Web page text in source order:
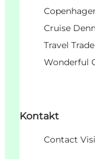
Cruise
Travel Trade
Wonderful
Kontakt
Contact